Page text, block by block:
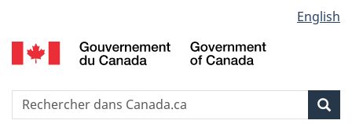
au
contenu
propos
de
la
HTML
simplifiée
selection
English
Recherche